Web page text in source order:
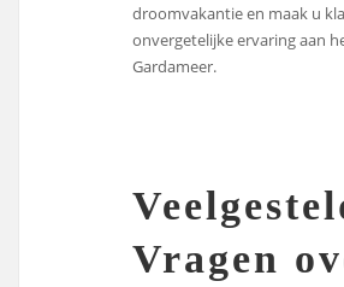
droomvakantie en maak u
onvergetelijke ervaring aan
Gardameer.
Vragen